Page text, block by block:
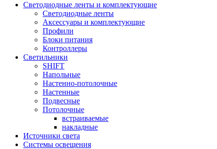
Светодиодные ленты и комплектующие
Светодиодные ленты
Аксессуары и комплектующие
Профили
Блоки питания
Контроллеры
Светильники
SHIFT
Напольные
Настенно-потолочные
Настенные
Подвесные
Потолочные
встраиваемые
накладные
Источники света
Системы освещения